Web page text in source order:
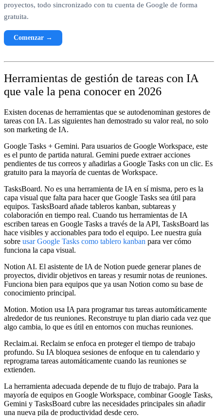
proyectos, todo sincronizado con tu cuenta de Google de forma
gratuita.
Comenzar →
Herramientas de gestión de tareas con IA
que vale la pena conocer en 2026
Existen docenas de herramientas que se autodenominan gestores de
tareas con IA. Las siguientes han demostrado su valor real, no solo
son marketing de IA.
Google Tasks + Gemini. Para usuarios de Google Workspace, este
es el punto de partida natural. Gemini puede extraer acciones
pendientes de tus correos y añadirlas a Google Tasks con un clic. Es
gratuito para la mayoría de cuentas de Workspace.
TasksBoard. No es una herramienta de IA en sí misma, pero es la
capa visual que falta para hacer que Google Tasks sea útil para
equipos. TasksBoard añade tableros kanban, subtareas y
colaboración en tiempo real. Cuando tus herramientas de IA
escriben tareas en Google Tasks a través de la API, TasksBoard las
hace visibles y accionables para todo el equipo. Lee nuestra guía
sobre usar Google Tasks como tablero kanban para ver cómo
funciona la capa visual.
Notion AI. El asistente de IA de Notion puede generar planes de
proyectos, dividir objetivos en tareas y resumir notas de reuniones.
Funciona bien para equipos que ya usan Notion como su base de
conocimiento principal.
Motion. Motion usa IA para programar tus tareas automáticamente
alrededor de tus reuniones. Reconstruye tu plan diario cada vez que
algo cambia, lo que es útil en entornos con muchas reuniones.
Reclaim.ai. Reclaim se enfoca en proteger el tiempo de trabajo
profundo. Su IA bloquea sesiones de enfoque en tu calendario y
reprograma tareas automáticamente cuando las reuniones se
extienden.
La herramienta adecuada depende de tu flujo de trabajo. Para la
mayoría de equipos en Google Workspace, combinar Google Tasks,
Gemini y TasksBoard cubre las necesidades principales sin añadir
una nueva pila de productividad desde cero.